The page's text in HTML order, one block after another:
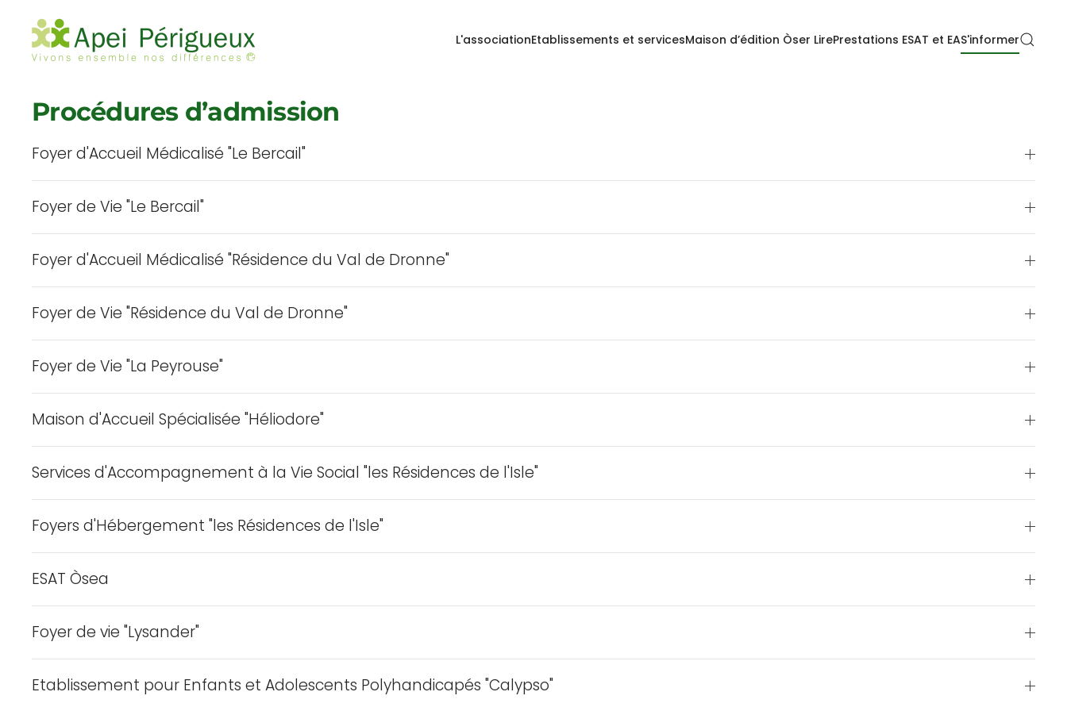
Accéder au contenu principal L'associationEtablissements et servicesMaison d’édition Òser LirePrestations ESAT et EAS'informer
Procédures d’admission
Foyer d'Accueil Médicalisé "Le Bercail"
Foyer de Vie "Le Bercail"
Foyer d'Accueil Médicalisé "Résidence du Val de Dronne"
Foyer de Vie "Résidence du Val de Dronne"
Foyer de Vie "La Peyrouse"
Maison d'Accueil Spécialisée "Héliodore"
Services d'Accompagnement à la Vie Social "les Résidences de l'Isle"
Foyers d'Hébergement "les Résidences de l'Isle"
ESAT Òsea
Foyer de vie "Lysander"
Etablissement pour Enfants et Adolescents Polyhandicapés "Calypso"